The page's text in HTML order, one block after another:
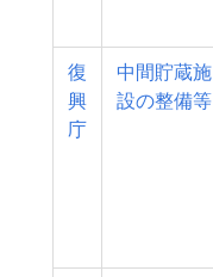
復
興
庁
中間貯蔵施
設の整備等